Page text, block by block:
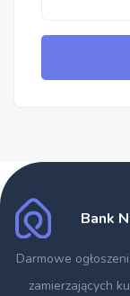
Bank
Darmowe
zamierzających